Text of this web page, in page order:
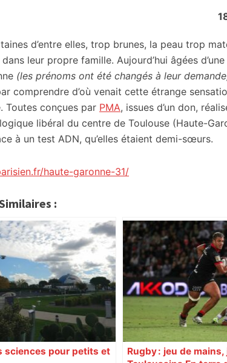
d’entre elles, trop brunes, la peau trop
leur propre famille. Aujourd’hui âgées d’une
(les prénoms ont été changés à leur
comprendre d’où venait cette étrange
Toutes conçues par PMA, issues d’un don,
libéral du centre de Toulouse (Haute-
à un test ADN, qu’elles étaient demi-sœurs.
haute-garonne-31/
:
sciences pour petits et
Rugby : jeu de mains,